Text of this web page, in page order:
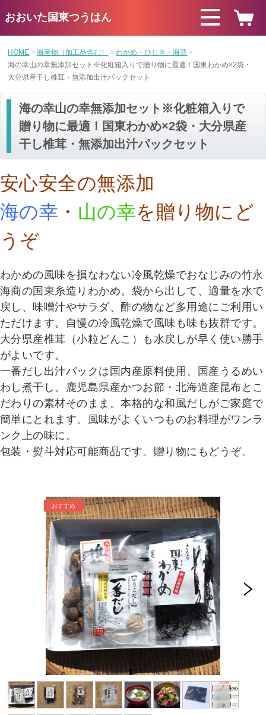
おおいた国東つうはん
HOME 海産物（加工品含む）
わかめ・ひじき・海苔
海の幸山の幸無添加セット※化粧箱入りで贈り物に最適！国東わかめ×2袋・
大分県産干し椎茸・無添加出汁パックセット
海の幸山の幸無添加セット※化粧箱入りで
贈り物に最適！国東わかめ×2袋・大分県産
干し椎茸・無添加出汁パックセット
安心安全の無添加
海の幸 ・ 山の幸を贈り物にど
うぞ
わかめの風味を損なわない冷風乾燥でおなじみの竹永
海商の国東糸造りわかめ。 袋から出して、適量を水で
戻し、味噌汁やサラダ、酢の物など多用途にご利用い
ただけます。自慢の冷風乾燥で風味も味も抜群です。
大分県産椎茸（小粒どんこ）も水戻しが早く使い勝手
がよいです。
一番だし出汁パックは国内産原料使用、国産うるめい
わし煮干し。鹿児島県産かつお節・北海道産昆布とこ
だわりの素材そのまま。本格的な和風だしがご家庭で
簡単にとれます。風味がよくいつものお料理がワンラ
ンク上の味に。
包装・熨斗対応可能商品です。贈り物にもどうぞ。